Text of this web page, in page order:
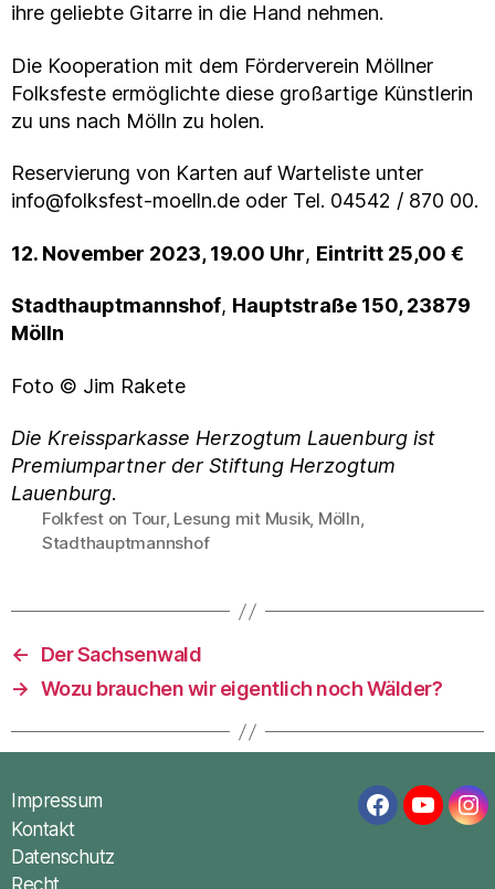
ihre geliebte Gitarre in die Hand nehmen.
Die Kooperation mit dem Förderverein Möllner
Folksfeste ermöglichte diese großartige Künstlerin
zu uns nach Mölln zu holen.
Reservierung von Karten auf Warteliste unter
info@folksfest-moelln.de oder Tel. 04542 / 870 00.
12. November 2023, 19.00 Uhr, Eintritt 25,00 €
Stadthauptmannshof, Hauptstraße 150, 23879
Mölln
Foto © Jim Rakete
Die Kreissparkasse Herzogtum Lauenburg ist
Premiumpartner der Stiftung Herzogtum
Lauenburg.
Schlagwörter
Folkfest on Tour, Lesung mit Musik, Mölln,
Stadthauptmannshof
←
Der Sachsenwald
→ Wozu brauchen wir eigentlich noch Wälder?
Impressum
Kontakt
Datenschutz
Recht
Facebook